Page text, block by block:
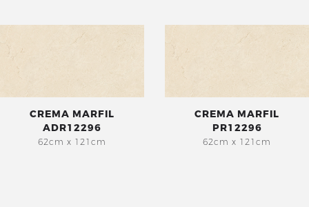
CREMA MARFIL
ADR12296
62cm x 121cm
CREMA MARFIL
PR12296
62cm x 121cm